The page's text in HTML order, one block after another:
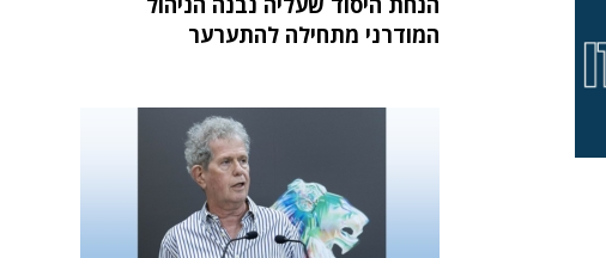
המודרני מתחילה להתערער